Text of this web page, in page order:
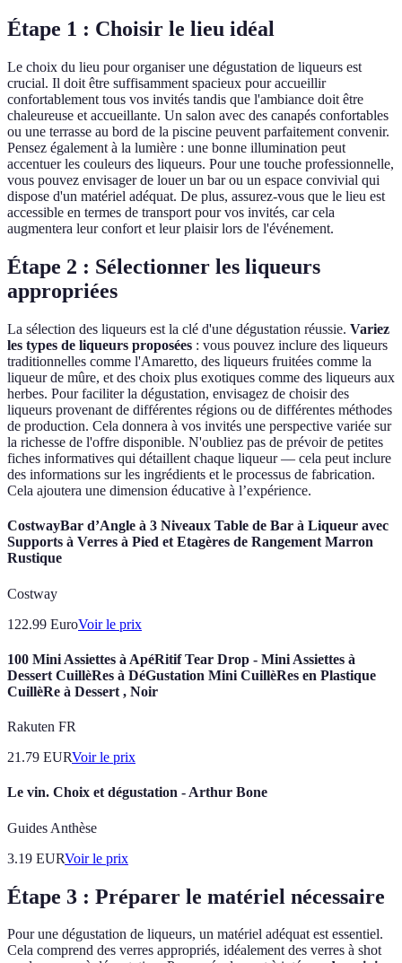
Étape 1 : Choisir le lieu idéal
Le choix du lieu pour organiser une dégustation de liqueurs est
crucial. Il doit être suffisamment spacieux pour accueillir
confortablement tous vos invités tandis que l'ambiance doit être
chaleureuse et accueillante. Un salon avec des canapés confortables
ou une terrasse au bord de la piscine peuvent parfaitement convenir.
Pensez également à la lumière : une bonne illumination peut
accentuer les couleurs des liqueurs. Pour une touche professionnelle,
vous pouvez envisager de louer un bar ou un espace convivial qui
dispose d'un matériel adéquat. De plus, assurez-vous que le lieu est
accessible en termes de transport pour vos invités, car cela
augmentera leur confort et leur plaisir lors de l'événement.
Étape 2 : Sélectionner les liqueurs
appropriées
La sélection des liqueurs est la clé d'une dégustation réussie. Variez
les types de liqueurs proposées : vous pouvez inclure des liqueurs
traditionnelles comme l'Amaretto, des liqueurs fruitées comme la
liqueur de mûre, et des choix plus exotiques comme des liqueurs aux
herbes. Pour faciliter la dégustation, envisagez de choisir des
liqueurs provenant de différentes régions ou de différentes méthodes
de production. Cela donnera à vos invités une perspective variée sur
la richesse de l'offre disponible. N'oubliez pas de prévoir de petites
fiches informatives qui détaillent chaque liqueur — cela peut inclure
des informations sur les ingrédients et le processus de fabrication.
Cela ajoutera une dimension éducative à l’expérience.
CostwayBar d’Angle à 3 Niveaux Table de Bar à Liqueur avec
Supports à Verres à Pied et Etagères de Rangement Marron
Rustique
Costway
122.99 EuroVoir le prix
100 Mini Assiettes à ApéRitif Tear Drop - Mini Assiettes à
Dessert CuillèRes à DéGustation Mini CuillèRes en Plastique
CuillèRe à Dessert , Noir
Rakuten FR
21.79 EURVoir le prix
Le vin. Choix et dégustation - Arthur Bone
Guides Anthèse
3.19 EURVoir le prix
Étape 3 : Préparer le matériel nécessaire
Pour une dégustation de liqueurs, un matériel adéquat est essentiel.
Cela comprend des verres appropriés, idéalement des verres à shot